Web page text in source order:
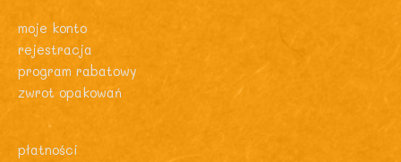
moje konto
rejestracja
program rabatowy
zwrot opakowań
płatności